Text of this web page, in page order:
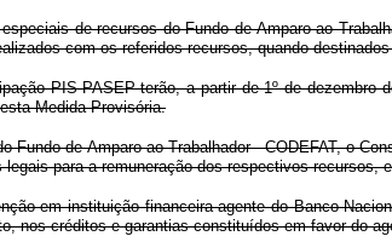
de recursos do Fundo de Amparo ao
com os referidos recursos, quando
PIS-PASEP terão, a partir de 1º de
Medida Provisória.
Fundo de Amparo ao Trabalhador - CODEFAT, o
para a remuneração dos respectivos
em instituição financeira agente do Banco
nos créditos e garantias constituídos em favor do